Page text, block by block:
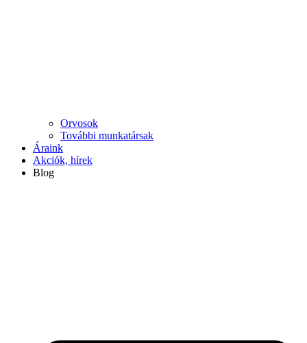
Orvosok
További munkatársak
Áraink
Akciók, hírek
Blog